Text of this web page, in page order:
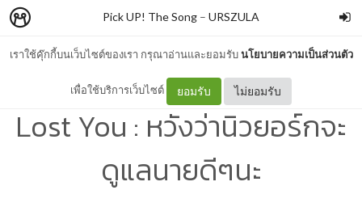
เราใช้คุ๊กกี้บนเว็บไซต์ของเรา กรุณาอ่านและยอมรับนโยบายความเป็นส่วนตัว
เพื่อใช้บริการเว็บไซต์ ยอมรับ ไม่ยอมรับ
Pick UP! The Song – URSZULA
[แปลเพลง] NIKI - La La
Lost You : หวังว่านิวยอร์กจะ
ดูแลนายดีๆนะ